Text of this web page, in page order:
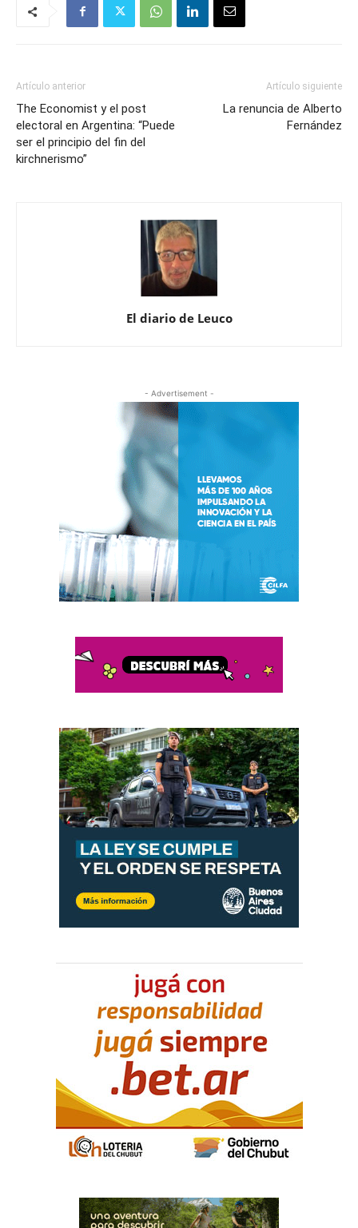
Artículo anterior
The Economist y el post
electoral en Argentina: “Puede
ser el principio del fin del
kirchnerismo”
Artículo siguiente
La renuncia de Alberto
Fernández
El diario de Leuco
- Advertisement -